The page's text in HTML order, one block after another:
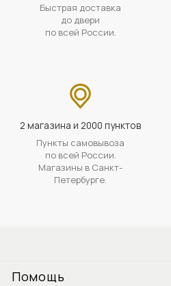
Быстрая доставка
до двери
по всей России.
2 магазина и 2000 пунктов
Пункты самовывоза
по всей России.
Магазины в Санкт-
Петербурге.
Помощь